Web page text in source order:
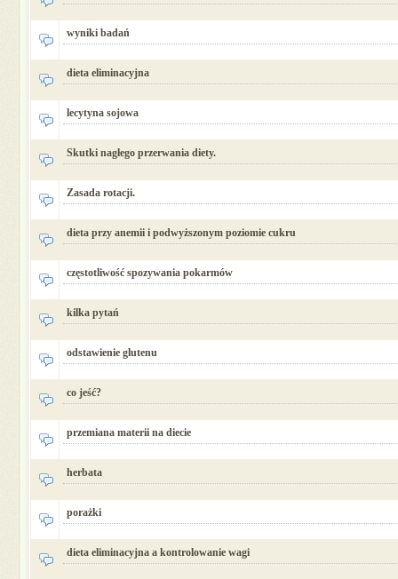
wyniki badań
dieta eliminacyjna
lecytyna sojowa
Skutki nagłego przerwania diety.
Zasada rotacji.
dieta przy anemii i podwyższonym poziomie cukru
częstotliwość spozywania pokarmów
kilka pytań
odstawienie glutenu
co jeść?
przemiana materii na diecie
herbata
porażki
dieta eliminacyjna a kontrolowanie wagi